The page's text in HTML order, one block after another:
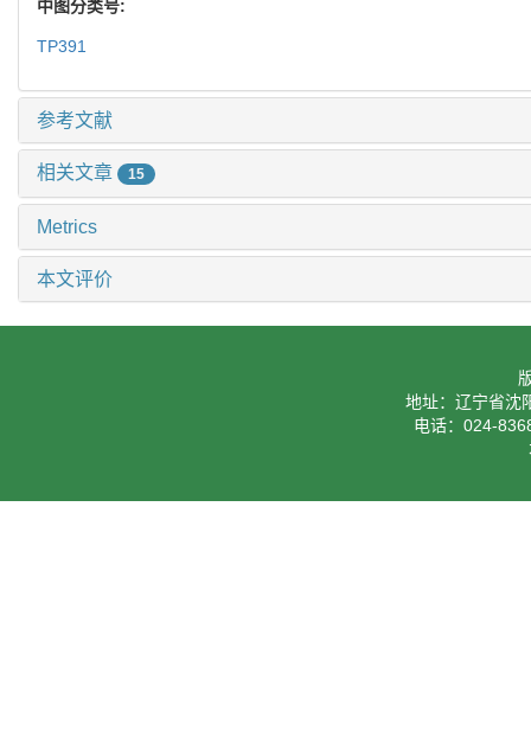
中图分类号:
TP391
参考文献
相关文章 15
Metrics
本文评价
地址：辽宁省沈
电话：024-